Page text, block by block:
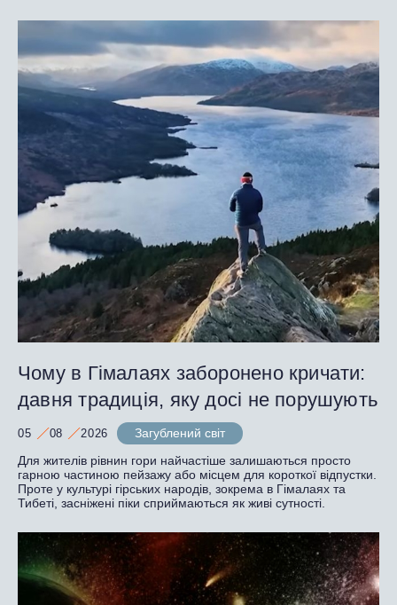
Чому в Гімалаях заборонено кричати:
давня традиція, яку досі не порушують
05 08 2026
Загублений світ
Для жителів рівнин гори найчастіше залишаються просто
гарною частиною пейзажу або місцем для короткої відпустки.
Проте у культурі гірських народів, зокрема в Гімалаях та
Тибеті, засніжені піки сприймаються як живі сутності.